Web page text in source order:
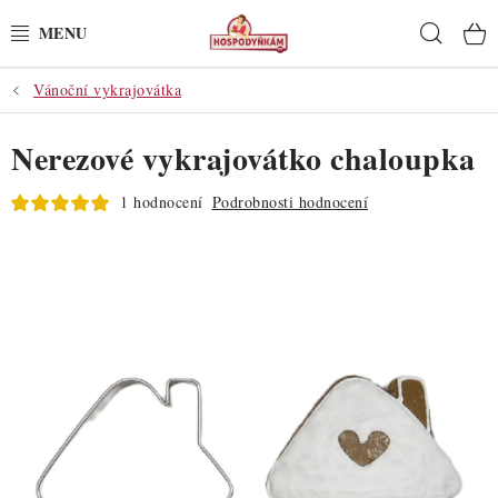
na
POTŘEBY
POMŮCKY
SUROVINY
DO KUCHYNĚ
POCHUTINY
Vánoční vykrajovátka
Nerezové vykrajovátko chaloupka
1 hodnocení Podrobnosti hodnocení